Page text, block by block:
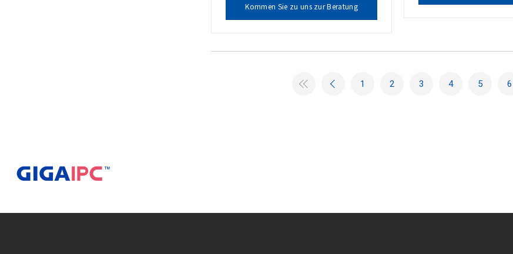
Kommen Sie zu uns zur Beratung
1 2 3 4 5 6